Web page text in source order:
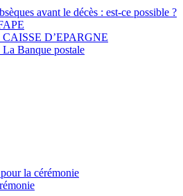
avant le décès : est-ce possible ?
CAISSE D’EPARGNE
La Banque postale
la cérémonie